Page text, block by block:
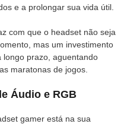
e a prolongar sua vida útil.
com que o headset não seja
mas um investimento
prazo, aguentando
maratonas de jogos.
Áudio e RGB
gamer está na sua